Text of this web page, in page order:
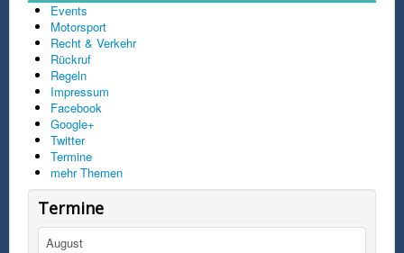
Events
Motorsport
Recht & Verkehr
Rückruf
Regeln
Impressum
Facebook
Google+
Twitter
Termine
mehr Themen
Termine
August